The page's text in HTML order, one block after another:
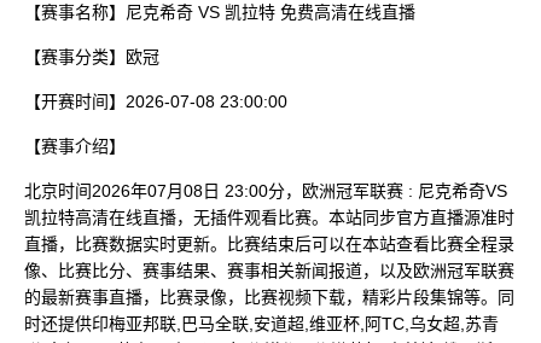
【赛事名称】 尼克希奇 VS 凯拉特 免费高清在线直播
【赛事分类】 欧冠
【开赛时间】 2026-07-08 23:00:00
【赛事介绍】
北京时间2026年07月08日 23:00分，欧洲冠军联赛 : 尼克希奇VS
凯拉特高清在线直播，无插件观看比赛。本站同步官方直播源准时
直播，比赛数据实时更新。比赛结束后可以在本站查看比赛全程录
像、比赛比分、赛事结果、赛事相关新闻报道，以及欧洲冠军联赛
的最新赛事直播，比赛录像，比赛视频下载，精彩片段集锦等。同
时还提供印梅亚邦联,巴马全联,安道超,维亚杯,阿TC,乌女超,苏青